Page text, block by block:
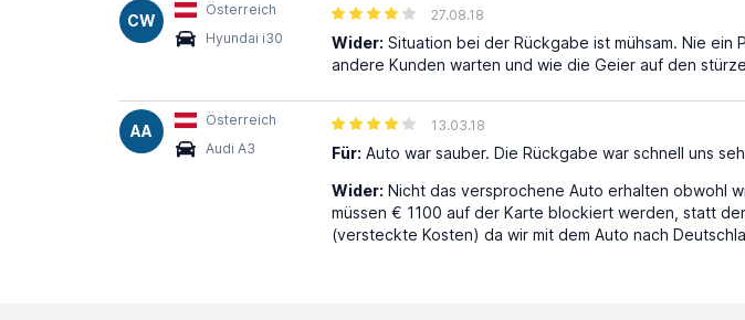
CW
Österreich
Hyundai i30
27.08.18
Wider: Situation bei der Rückgabe ist mühsam. Nie
andere Kunden warten und wie die Geier auf den
AA
Österreich
Audi A3
13.03.18
Für: Auto war sauber. Die Rückgabe war schnell uns
Wider: Nicht das versprochene Auto erhalten obwohl
müssen € 1100 auf der Karte blockiert werden, statt
(versteckte Kosten) da wir mit dem Auto nach